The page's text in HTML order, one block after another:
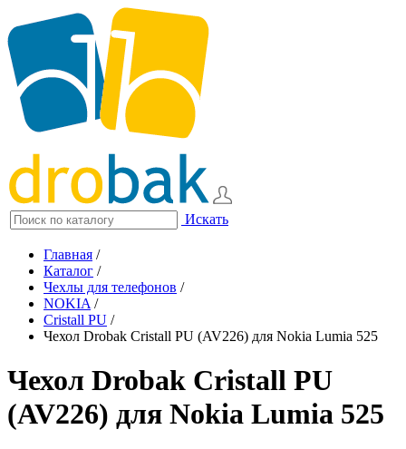
Искать
Главная /
Каталог /
Чехлы для телефонов /
NOKIA /
Cristall PU /
Чехол Drobak Cristall PU (AV226) для Nokia Lumia 525
Чехол Drobak Cristall PU
(AV226) для Nokia Lumia 525